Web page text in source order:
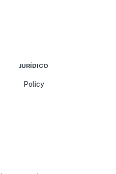
JURÍDICO
Policy